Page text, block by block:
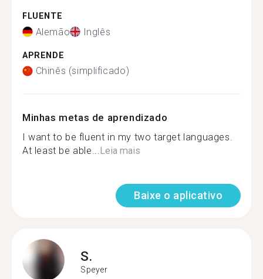
FLUENTE
Alemão Inglês
APRENDE
Chinês (simplificado)
Minhas metas de aprendizado
I want to be fluent in my two target languages.
At least be able...Leia mais
Baixe o aplicativo
S.
Speyer